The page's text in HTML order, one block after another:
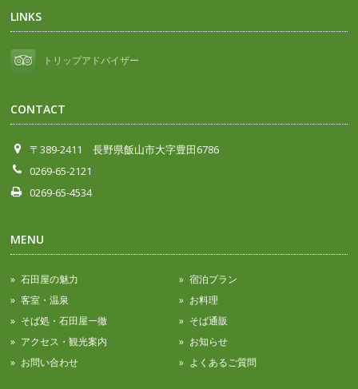
LINKS
トリップアドバイザー
CONTACT
〒389-2411 長野県飯山市大字豊田6786
0269-65-2121
0269-65-4534
MENU
石田屋の魅力
宿泊プラン
客室・温泉
お料理
そば処・石田屋一徹
そば通販
お知らせ
アクセス・観光案内
よくあるご質問
お問い合わせ